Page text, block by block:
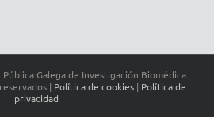
Galega de Investigación Biomédica
| Política de cookies| Política de
privacidad